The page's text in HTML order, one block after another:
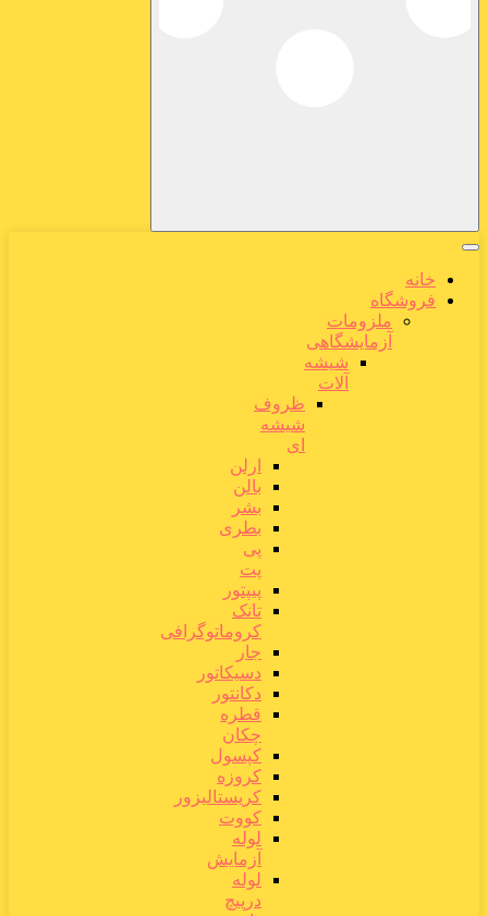
خانه
فروشگاه
ملزومات
آزمایشگاهی
شیشه
آلات
ظروف
شیشه
ای
ارلن
بالن
بشر
بطری
پی
پت
پیپتور
تانک
کروماتوگرافی
جار
دسیکاتور
دکانتور
قطره
چکان
کپسول
کروزه
کریستالیزور
کووت
لوله
آزمایش
لوله
درپیچ